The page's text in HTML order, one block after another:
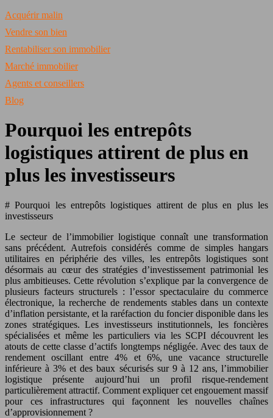
Acquérir malin
Vendre son bien
Rentabiliser son immobilier
Marché immobilier
Agents et conseillers
Blog
Pourquoi les entrepôts
logistiques attirent de plus en
plus les investisseurs
# Pourquoi les entrepôts logistiques attirent de plus en plus les
investisseurs
Le secteur de l’immobilier logistique connaît une transformation
sans précédent. Autrefois considérés comme de simples hangars
utilitaires en périphérie des villes, les entrepôts logistiques sont
désormais au cœur des stratégies d’investissement patrimonial les
plus ambitieuses. Cette révolution s’explique par la convergence de
plusieurs facteurs structurels : l’essor spectaculaire du commerce
électronique, la recherche de rendements stables dans un contexte
d’inflation persistante, et la raréfaction du foncier disponible dans les
zones stratégiques. Les investisseurs institutionnels, les foncières
spécialisées et même les particuliers via les SCPI découvrent les
atouts de cette classe d’actifs longtemps négligée. Avec des taux de
rendement oscillant entre 4% et 6%, une vacance structurelle
inférieure à 3% et des baux sécurisés sur 9 à 12 ans, l’immobilier
logistique présente aujourd’hui un profil risque-rendement
particulièrement attractif. Comment expliquer cet engouement massif
pour ces infrastructures qui façonnent les nouvelles chaînes
d’approvisionnement ?